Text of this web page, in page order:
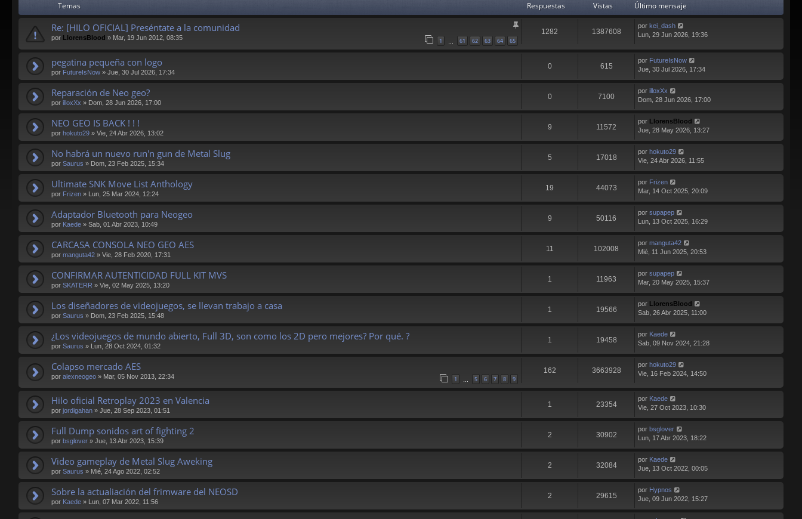
Temas Respuestas Vistas Último mensaje
Re: [HILO OFICIAL] Preséntate a la comunidad
por LlorensBlood » Mar, 19 Jun 2012, 08:35 1 61 62 63 64 65
1282 1387608
por kei_dash
Lun, 29 Jun 2026, 19:36
pegatina pequeña con logo
por FutureIsNow » Jue, 30 Jul 2026, 17:34
0 615
por FutureIsNow
Jue, 30 Jul 2026, 17:34
Reparación de Neo geo?
por illoxXx » Dom, 28 Jun 2026, 17:00
0 7100
por illoxXx
Dom, 28 Jun 2026, 17:00
NEO GEO IS BACK ! ! !
por hokuto29 » Vie, 24 Abr 2026, 13:02
9 11572
por LlorensBlood
Jue, 28 May 2026, 13:27
No habrá un nuevo run'n gun de Metal Slug
por Saurus » Dom, 23 Feb 2025, 15:34
5 17018
por hokuto29
Vie, 24 Abr 2026, 11:55
Ultimate SNK Move List Anthology
por Frizen » Lun, 25 Mar 2024, 12:24
19 44073
por Frizen
Mar, 14 Oct 2025, 20:09
Adaptador Bluetooth para Neogeo
por Kaede » Sab, 01 Abr 2023, 10:49
9 50116
por supapep
Lun, 13 Oct 2025, 16:29
CARCASA CONSOLA NEO GEO AES
por manguta42 » Vie, 28 Feb 2020, 17:31
11 102008
por manguta42
Mié, 11 Jun 2025, 20:53
CONFIRMAR AUTENTICIDAD FULL KIT MVS
por SKATERR » Vie, 02 May 2025, 13:20
1 11963
por supapep
Mar, 20 May 2025, 15:37
Los diseñadores de videojuegos, se llevan trabajo a casa
por Saurus » Dom, 23 Feb 2025, 15:48
1 19566
por LlorensBlood
Sab, 26 Abr 2025, 11:00
¿Los videojuegos de mundo abierto, Full 3D, son como los 2D pero mejores? Por qué. ?
por Saurus » Lun, 28 Oct 2024, 01:32
1 19458
por Kaede
Sab, 09 Nov 2024, 21:28
Colapso mercado AES
por alexneogeo » Mar, 05 Nov 2013, 22:34 1 5 6 7 8 9
162 3663928
por hokuto29
Vie, 16 Feb 2024, 14:50
Hilo oficial Retroplay 2023 en Valencia
por jordigahan » Jue, 28 Sep 2023, 01:51
1 23354
por Kaede
Vie, 27 Oct 2023, 10:30
Full Dump sonidos art of fighting 2
por bsglover » Jue, 13 Abr 2023, 15:39
2 30902
por bsglover
Lun, 17 Abr 2023, 18:22
Video gameplay de Metal Slug Aweking
por Saurus » Mié, 24 Ago 2022, 02:52
2 32084
por Kaede
Jue, 13 Oct 2022, 00:05
Sobre la actualiación del frimware del NEOSD
por Kaede » Lun, 07 Mar 2022, 11:56
2 29615
por Hypnos
Jue, 09 Jun 2022, 15:27